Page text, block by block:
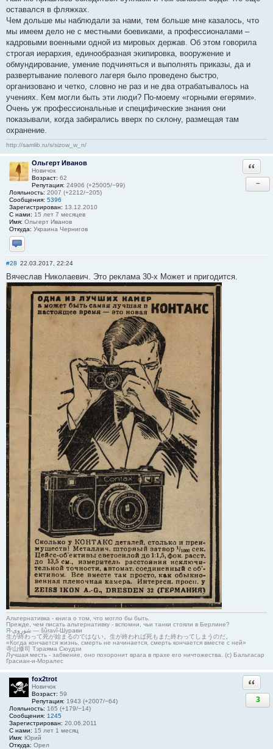
оставался в фляжках.
Чем дольше мы наблюдали за нами, тем больше мне казалось, что
мы имеем дело не с местными боевиками, а профессионалами –
кадровыми военными одной из мировых держав. Об этом говорила
строгая иерархия, единообразная экипировка, вооружение и
обмундирование, умение подчиняться и выполнять приказы, да и
развертывание полевого лагеря было проведено быстро,
организовано и четко, словно не раз и не два отрабатывалось на
учениях. Кем могли быть эти люди? По-моему «горными егерями».
Очень уж профессиональные и специфические знания они
показывали, когда забирались вверх по склону, размещая там
охранение.
http://samlib.ru/s/sizow_w_n/
Ольгерт Иванов
Новичок
Возраст: 62
Репутация: 24906 (+25005/−99)
Лояльность: 2007 (+2212/−205)
Сообщения: 5396
Зарегистрирован: 13.12.2010
С нами: 15 лет 7 месяцев
Имя: Ольгерт Иванов
Откуда: Украина Чернигов
Отправить личное сообщение
−
#28 22.03.2017, 22:24
Вячеслав Николаевич. Это реклама 30-х Может и пригодится.
Альтернативка - книга о том, что могло бы быть.
Прежде, чем писать альтернативку - вспомни, чьи танки стояли в Берлине?
Я-شوروی — šûravî-Шурави
生が終わって死が始まるのではない。生が終われば死もまた終わってしまうのだ。
«Когда кончается жизнь, смерть не начинается, смерть кончается вместе с ней»
寺山修司 Тэраяма Сюудзи
Лучшая месть - забвение, оно похоронит врага в прахе его ничтожества. (с) Бальтасар
Грасиан-и-Моралес
fox2trot
Новичок
Возраст: 59
Репутация: 1943 (+2007/−64)
Лояльность: 165 (+179/−14)
Сообщения: 1245
Зарегистрирован: 20.06.2011
С нами: 15 лет 1 месяц
Имя: Юрий
Откуда: Орел
3